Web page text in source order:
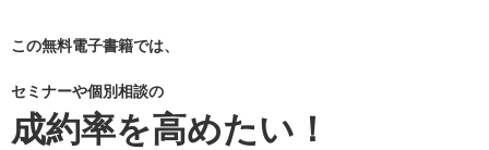
この無料電子書籍では、
セミナーや個別相談の
成約率を高めたい！